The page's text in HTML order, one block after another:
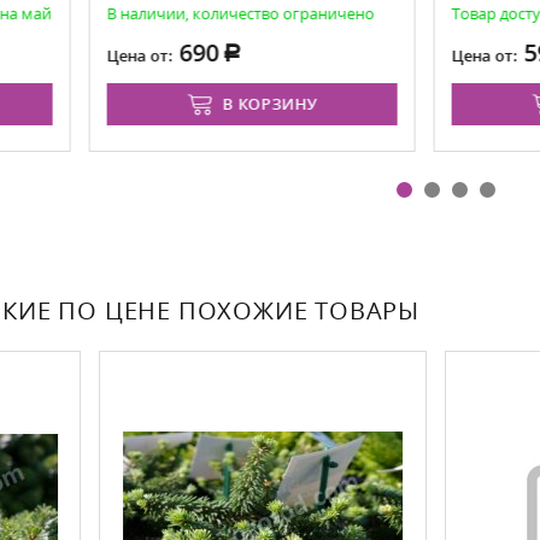
количество ограничено
Товар доступен для
ПО ЦЕНЕ ПОХОЖИЕ ТОВАРЫ